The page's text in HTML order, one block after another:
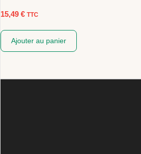
15,49 € TTC
Ajouter au panier